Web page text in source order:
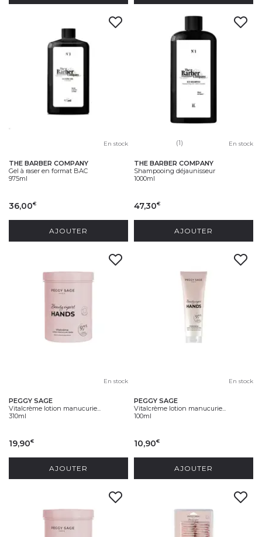
En stock
THE BARBER COMPANY
Gel à raser en format BAC
975ml
36,00€
AJOUTER
(1) En stock
THE BARBER COMPANY
Shampooing déjaunisseur
1000ml
47,30€
AJOUTER
En stock
PEGGY SAGE
Vitalcrème lotion manucurie...
310ml
19,90€
AJOUTER
En stock
PEGGY SAGE
Vitalcrème lotion manucurie...
100ml
10,90€
AJOUTER